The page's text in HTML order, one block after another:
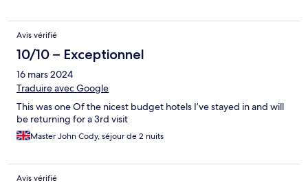
Avis vérifié
10/10 – Exceptionnel
16 mars 2024
Traduire avec Google
This was one Of the nicest budget hotels I’ve stayed in and will
be returning for a 3rd visit
Master John Cody, séjour de 2 nuits
Avis vérifié